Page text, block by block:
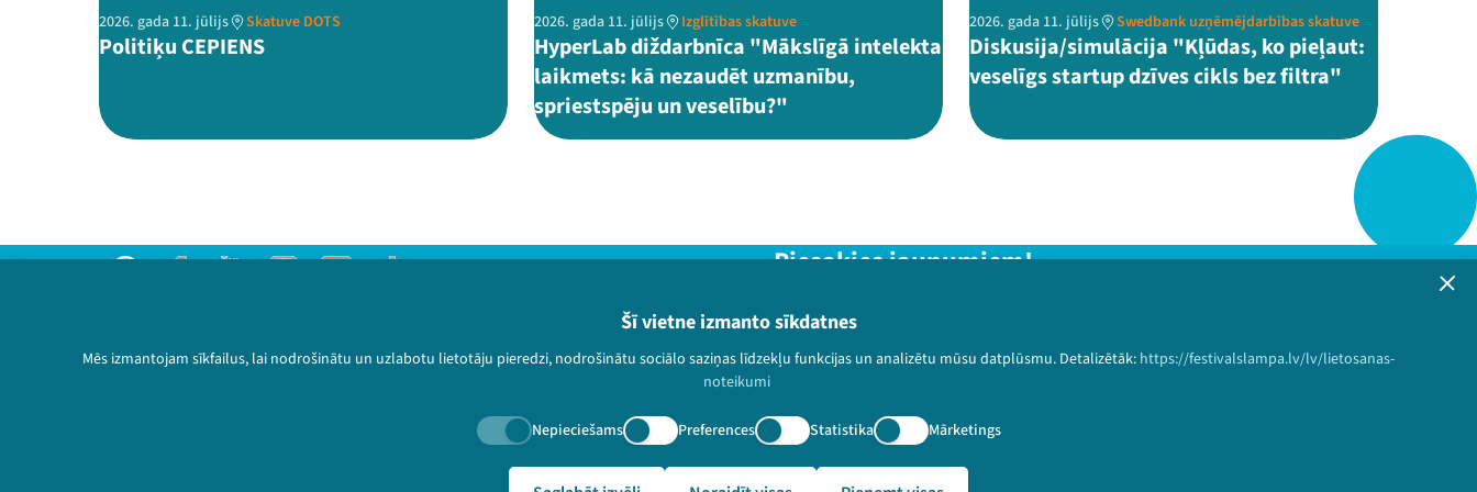
Šī vietne izmanto sīkdatnes
Mēs izmantojam sīkfailus, lai nodrošinātu un uzlabotu lietotāju pieredzi, nodrošinātu sociālo saziņas līdzekļu funkcijas un analizētu mūsu datplūsmu. Detalizētāk: https://festivalslampa.lv/lv/lietosanas-
noteikumi
Nepieciešams Preferences Statistika Mārketings
2026. gada 11. jūlijs Skatuve DOTS
Politiķu CEPIENS
2026. gada 11. jūlijs Izglītības skatuve
HyperLab diždarbnīca "Mākslīgā intelekta
laikmets: kā nezaudēt uzmanību,
spriestspēju un veselību?"
2026. gada 11. jūlijs Swedbank uzņēmējdarbības skatuve
Diskusija/simulācija "Kļūdas, ko pieļaut:
veselīgs startup dzīves cikls bez filtra"
Privātuma politika
Lietošanas noteikumi un sīkdatņu politika
© 2026 Sarunu festivāls LAMPA Visas tiesības paturētas.
Piesakies jaunumiem!
Nepalaid garām aktuālāko informāciju!
Pieteikties
🔗 https://festivalslampa.lv/lv/video-arhivs/2144